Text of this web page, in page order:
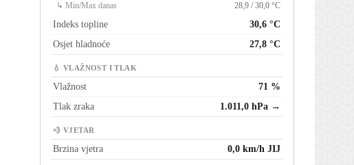
↳ Min/Max danas 28,9 / 30,0 °C
Indeks topline
30,6 °C
Osjet hladnoće
27,8 °C
💧 VLAŽNOST I TLAK
Vlažnost
71 %
Tlak zraka
1.011,0 hPa →
💨 VJETAR
Brzina vjetra 0,0 km/h JIJ